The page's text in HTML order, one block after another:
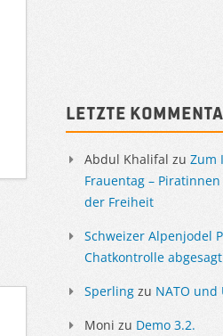
Letzte
Abdul Khalifal zu Zum
Frauentag –
der Freiheit
Schweizer Alpenjodel
Chatkontrolle
Sperling zu NATO und
Moni zu Demo 3.2.